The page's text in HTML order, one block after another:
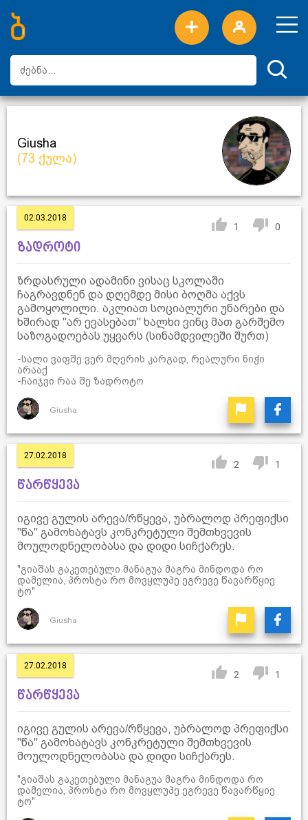
ახალი სიტყვები
ტოპ სიტყვები
დღის ტოპ სიტყვები
ტოპ მომხმარებლები
Giusha
(73 ქულა)
02.03.2018
1 0
ზადროტი
ზრდასრული ადამინი ვისაც სკოლაში
ჩაგრავდნენ და დღემდე მისი ბოღმა აქვს
გამოყოლილი. აკლიათ სოციალური უნარები და
ხშირად "არ ევასებათ" ხალხი ვინც მათ გარშემო
საზოგადოებას უყვარს (სინამდვილეში შურთ)
-სალი ვაფშე ვერ მღერის კარგად, რეალური ნიჭი
არააქ
-ჩაიჯვი რაა შე ზადროტო
Giusha
27.02.2018
2 1
წარწყევა
იგივე გულის არევა/რწყევა, უბრალოდ პრეფიქსი
"წა" გამოხატავს კონკრეტული შემთხვევის
მოულოდნელობასა და დიდი სიჩქარეს.
"გიაშას გაკეთებული მანაგუა მაგრა მინდოდა რო
დამელია, პროსტა რო მოვყლუპე ეგრევე წავარწყიე
ტო"
Giusha
27.02.2018
2 1
წარწყევა
იგივე გულის არევა/რწყევა, უბრალოდ პრეფიქსი
"წა" გამოხატავს კონკრეტული შემთხვევის
მოულოდნელობასა და დიდი სიჩქარეს.
"გიაშას გაკეთებული მანაგუა მაგრა მინდოდა რო
დამელია, პროსტა რო მოვყლუპე ეგრევე წავარწყიე
ტო"